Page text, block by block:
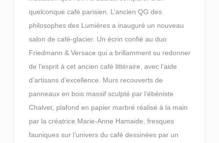
quelconque café parisien. L’ancien QG des
philosophes des Lumières a inauguré un nouveau
salon de café-glacier. Un écrin confié au duo
Friedmann & Versace qui a brillamment su redonner
de l’esprit à cet ancien café littéraire, avec l’aide
d’artisans d’excellence. Murs recouverts de
panneaux en bois massif sculpté par l’ébéniste
Chalvet, plafond en papier marbré réalisé à la main
par la créatrice Marie-Anne Hamaide, fresques
fauniques sur l’univers du café dessinées par un